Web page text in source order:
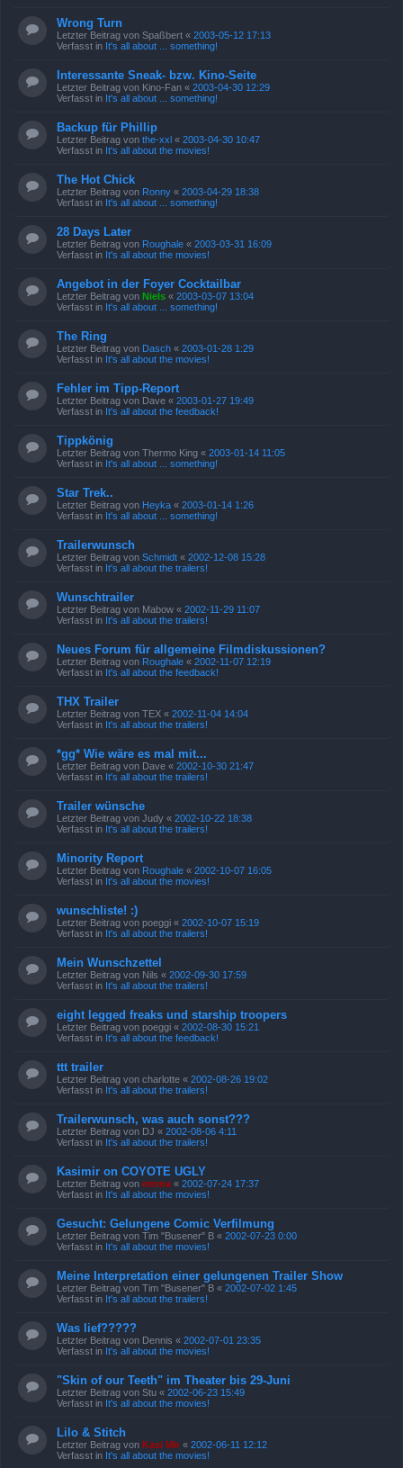
Wrong Turn
Letzter Beitrag von Spaßbert « 2003-05-12 17:13
Verfasst in It's all about ... something!
Interessante Sneak- bzw. Kino-Seite
Letzter Beitrag von Kino-Fan « 2003-04-30 12:29
Verfasst in It's all about ... something!
Backup für Phillip
Letzter Beitrag von the-xxl « 2003-04-30 10:47
Verfasst in It's all about the movies!
The Hot Chick
Letzter Beitrag von Ronny « 2003-04-29 18:38
Verfasst in It's all about ... something!
28 Days Later
Letzter Beitrag von Roughale « 2003-03-31 16:09
Verfasst in It's all about the movies!
Angebot in der Foyer Cocktailbar
Letzter Beitrag von Niels « 2003-03-07 13:04
Verfasst in It's all about ... something!
The Ring
Letzter Beitrag von Dasch « 2003-01-28 1:29
Verfasst in It's all about the movies!
Fehler im Tipp-Report
Letzter Beitrag von Dave « 2003-01-27 19:49
Verfasst in It's all about the feedback!
Tippkönig
Letzter Beitrag von Thermo King « 2003-01-14 11:05
Verfasst in It's all about ... something!
Star Trek..
Letzter Beitrag von Heyka « 2003-01-14 1:26
Verfasst in It's all about ... something!
Trailerwunsch
Letzter Beitrag von Schmidt « 2002-12-08 15:28
Verfasst in It's all about the trailers!
Wunschtrailer
Letzter Beitrag von Mabow « 2002-11-29 11:07
Verfasst in It's all about the trailers!
Neues Forum für allgemeine Filmdiskussionen?
Letzter Beitrag von Roughale « 2002-11-07 12:19
Verfasst in It's all about the feedback!
THX Trailer
Letzter Beitrag von TEX « 2002-11-04 14:04
Verfasst in It's all about the trailers!
*gg* Wie wäre es mal mit...
Letzter Beitrag von Dave « 2002-10-30 21:47
Verfasst in It's all about the trailers!
Trailer wünsche
Letzter Beitrag von Judy « 2002-10-22 18:38
Verfasst in It's all about the trailers!
Minority Report
Letzter Beitrag von Roughale « 2002-10-07 16:05
Verfasst in It's all about the movies!
wunschliste! :)
Letzter Beitrag von poeggi « 2002-10-07 15:19
Verfasst in It's all about the trailers!
Mein Wunschzettel
Letzter Beitrag von Nils « 2002-09-30 17:59
Verfasst in It's all about the trailers!
eight legged freaks und starship troopers
Letzter Beitrag von poeggi « 2002-08-30 15:21
Verfasst in It's all about the feedback!
ttt trailer
Letzter Beitrag von charlotte « 2002-08-26 19:02
Verfasst in It's all about the trailers!
Trailerwunsch, was auch sonst???
Letzter Beitrag von DJ « 2002-08-06 4:11
Verfasst in It's all about the trailers!
Kasimir on COYOTE UGLY
Letzter Beitrag von emma « 2002-07-24 17:37
Verfasst in It's all about the movies!
Gesucht: Gelungene Comic Verfilmung
Letzter Beitrag von Tim "Busener" B « 2002-07-23 0:00
Verfasst in It's all about the movies!
Meine Interpretation einer gelungenen Trailer Show
Letzter Beitrag von Tim "Busener" B « 2002-07-02 1:45
Verfasst in It's all about the trailers!
Was lief?????
Letzter Beitrag von Dennis « 2002-07-01 23:35
Verfasst in It's all about the movies!
"Skin of our Teeth" im Theater bis 29-Juni
Letzter Beitrag von Stu « 2002-06-23 15:49
Verfasst in It's all about the movies!
Lilo & Stitch
Letzter Beitrag von Kasi Mir « 2002-06-11 12:12
Verfasst in It's all about the movies!